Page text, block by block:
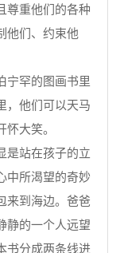
尊重他们的各种
他们、约束他
宁罕的图画书里
，他们可以天马
大笑。
是站在孩子的立
中所渴望的奇妙
来到海边。爸爸
静的一个人远望
书分成两条线进